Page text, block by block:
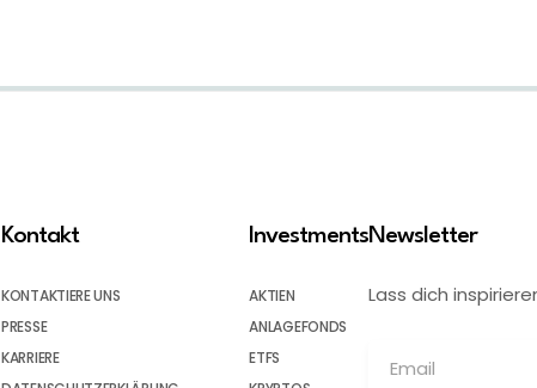
Kontakt
KONTAKTIERE UNS
PRESSE
KARRIERE
Investments
AKTIEN
ANLAGEFONDS
ETFS
Newsletter
Lass dich